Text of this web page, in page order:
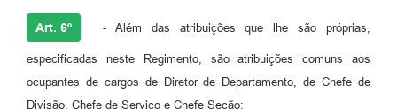
Art. 6º - Além das atribuições que lhe são próprias,
especificadas neste Regimento, são atribuições comuns aos
ocupantes de cargos de Diretor de Departamento, de Chefe de
Divisão, Chefe de Serviço e Chefe Seção: